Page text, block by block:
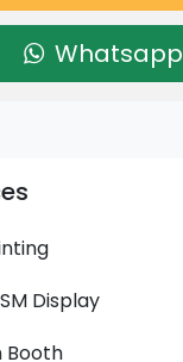
Whatsapp
Display
Booth